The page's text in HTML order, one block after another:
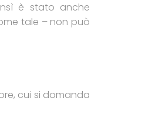
è stato anche
tale – non può
cui si domanda